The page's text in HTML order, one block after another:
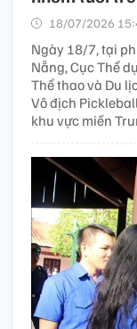
18/07/2026
Ngày 18/7, tại
Nẵng, Cục Thể
Thể thao và Du
Vô địch
khu vực miền